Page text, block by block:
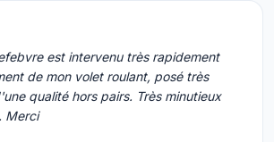
est intervenu très rapidement
de mon volet roulant, posé très
qualité hors pairs. Très minutieux
Merci